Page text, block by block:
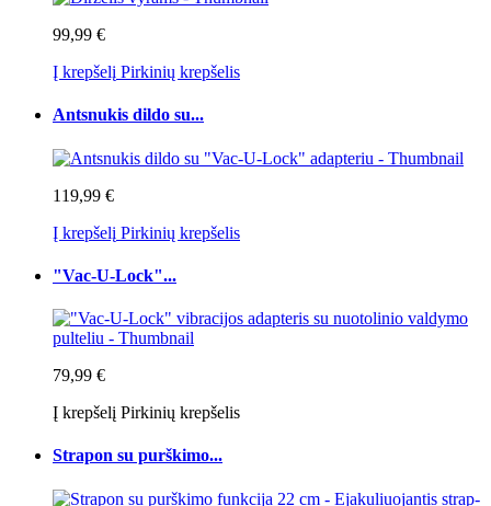
99,99 €
Į krepšelį Pirkinių krepšelis
Antsnukis dildo su...
119,99 €
Į krepšelį Pirkinių krepšelis
"Vac-U-Lock"...
79,99 €
Į krepšelį Pirkinių krepšelis
Strapon su purškimo...